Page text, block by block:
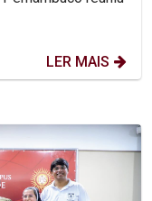
LER MAIS